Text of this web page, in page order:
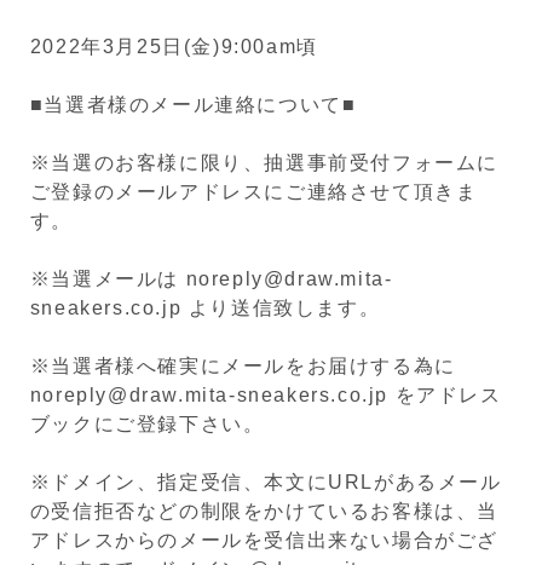
2022年3月25日(金)9:00am頃
■当選者様のメール連絡について■
※当選のお客様に限り、抽選事前受付フォームに
ご登録のメールアドレスにご連絡させて頂きま
す。
※当選メールは noreply@draw.mita-
sneakers.co.jp より送信致します。
※当選者様へ確実にメールをお届けする為に
noreply@draw.mita-sneakers.co.jp をアドレス
ブックにご登録下さい。
※ドメイン、指定受信、本文にURLがあるメール
の受信拒否などの制限をかけているお客様は、当
アドレスからのメールを受信出来ない場合がござ